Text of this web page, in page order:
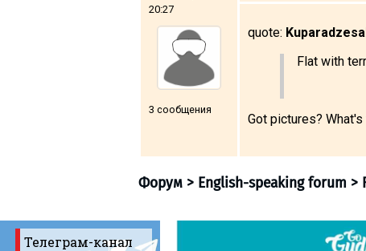
20:27
3 сообщения
quote:
Flat with
Got pictures?
Телеграм-канал